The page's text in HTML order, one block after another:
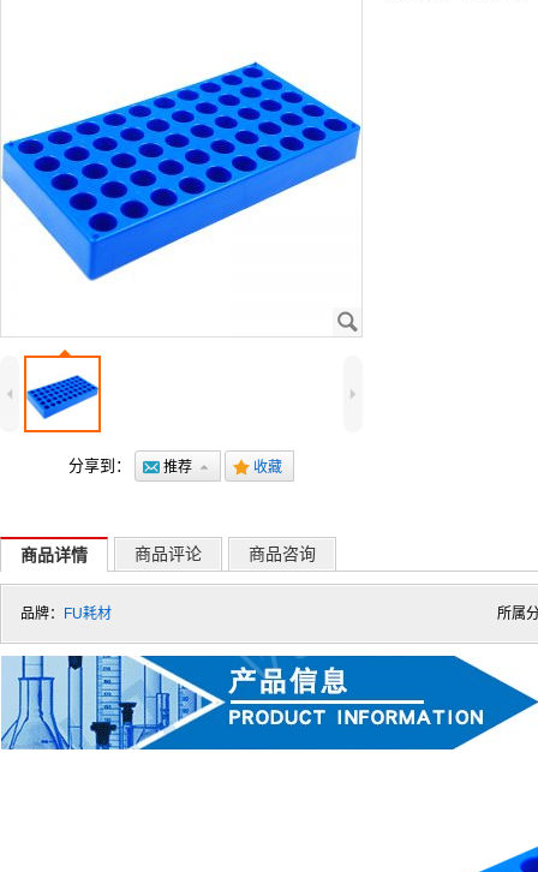
J
4 5
分享到： @ 推荐 7 . 收藏
商品详情 商品评论 商品咨询
品牌： FU耗材 所属